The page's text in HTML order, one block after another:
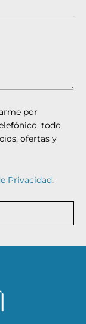
por
todo
ofertas y
Privacidad.